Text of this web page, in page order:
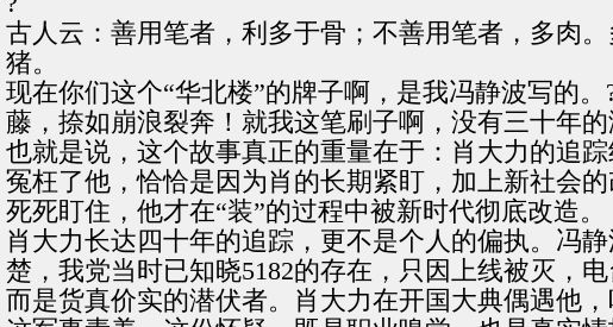
古人云：善用笔者，利多于骨；不善用笔者，多肉
猪。
现在你们这个“华北楼”的牌子啊，是我冯静波写的
藤，捺如崩浪裂奔！就我这笔刷子啊，没有三十年
也就是说，这个故事真正的重量在于：肖大力的追
冤枉了他，恰恰是因为肖的长期紧盯，加上新社会
死死盯住，他才在“装”的过程中被新时代彻底改造。
肖大力长达四十年的追踪，更不是个人的偏执。冯
楚，我党当时已知晓5182的存在，只因上线被灭，
而是货真价实的潜伏者。肖大力在开国大典偶遇他